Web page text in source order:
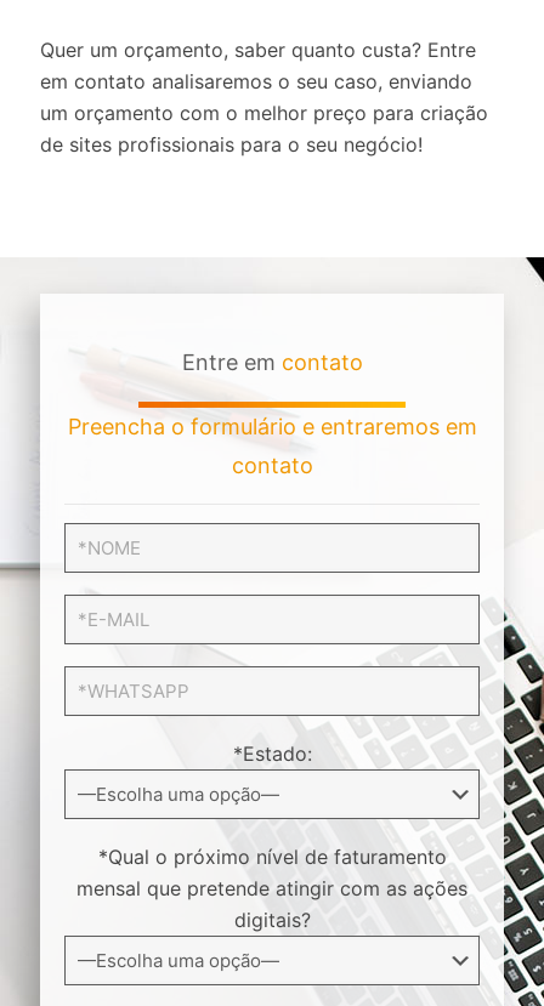
Quer um orçamento, saber quanto custa? Entre
em contato analisaremos o seu caso, enviando
um orçamento com o melhor preço para criação
de sites profissionais para o seu negócio!
Entre em contato
Preencha o formulário e entraremos em
contato
*Estado:
*Qual o próximo nível de faturamento
mensal que pretende atingir com as ações
digitais?